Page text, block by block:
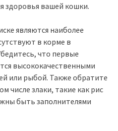
здоровья вашей кошки.
являются наиболее
в корме в
что первые
высококачественными
или рыбой. Также обратите
числе злаки, такие как рис
быть заполнителями